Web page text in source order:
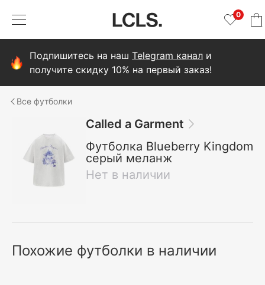
0
Подпишитесь на наш Telegram канал и
получите скидку 10% на первый заказ!
футболки
Called a Garment
Футболка Blueberry Kingdom
серый меланж
Нет в наличии
Похожие футболки в наличии